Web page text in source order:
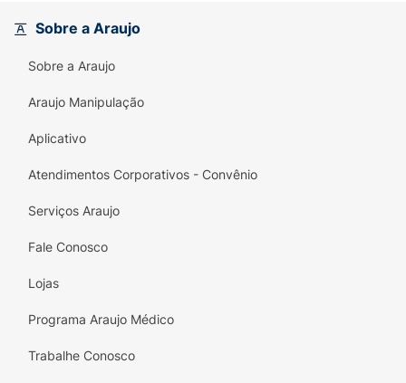
Sobre a Araujo
Sobre a Araujo
Araujo Manipulação
Aplicativo
Atendimentos Corporativos - Convênio
Serviços Araujo
Fale Conosco
Lojas
Programa Araujo Médico
Trabalhe Conosco